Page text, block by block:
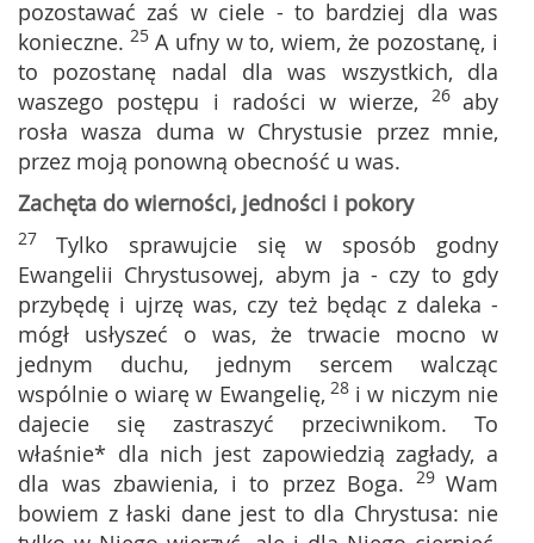
pozostawać zaś w ciele - to bardziej dla was
konieczne. 25 A ufny w to, wiem, że pozostanę, i
to pozostanę nadal dla was wszystkich, dla
waszego postępu i radości w wierze, 26 aby
rosła wasza duma w Chrystusie przez mnie,
przez moją ponowną obecność u was.
Zachęta do wierności, jedności i pokory
27 Tylko sprawujcie się w sposób godny
Ewangelii Chrystusowej, abym ja - czy to gdy
przybędę i ujrzę was, czy też będąc z daleka -
mógł usłyszeć o was, że trwacie mocno w
jednym duchu, jednym sercem walcząc
wspólnie o wiarę w Ewangelię, 28 i w niczym nie
dajecie się zastraszyć przeciwnikom. To
właśnie* dla nich jest zapowiedzią zagłady, a
dla was zbawienia, i to przez Boga. 29 Wam
bowiem z łaski dane jest to dla Chrystusa: nie